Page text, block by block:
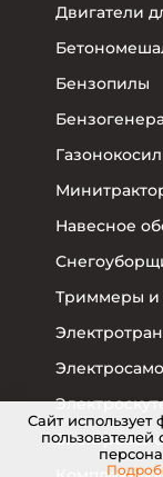
Двигатели
Бензопилы
Навесное
Триммеры и
Cайт
пользователей